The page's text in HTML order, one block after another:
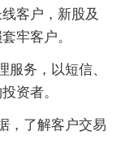
客户，新股及
牢客户。
服务，以短信、
资者。
，了解客户交易